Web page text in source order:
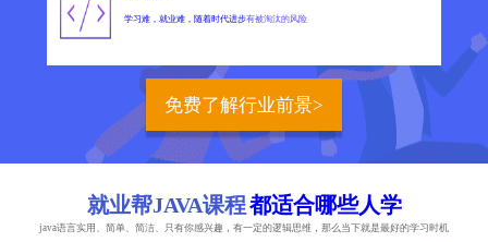
学习难，就业难，随着时代进步有被淘汰的风险
免费了解行业前景>
就业帮JAVA课程都适合哪些人学
java语言实用、简单、简洁、只有你感兴趣，有一定的逻辑思维，那么当下就是最好的学习时机